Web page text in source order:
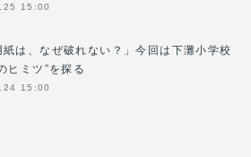
15:00
紙は、なぜ破れない？」今回は下灘小学校
ヒミツ”を探る
15:00